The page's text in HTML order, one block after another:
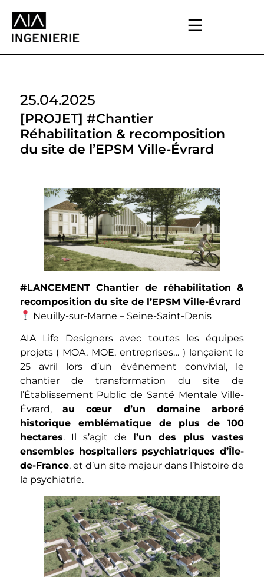
25.04.2025
[PROJET] #Chantier
Réhabilitation & recomposition
du site de l’EPSM Ville-Évrard
#LANCEMENT Chantier de réhabilitation &
recomposition du site de l’EPSM Ville-Évrard
Neuilly-sur-Marne – Seine-Saint-Denis
AIA Life Designers avec toutes les équipes
projets ( MOA, MOE, entreprises… ) lançaient le
25 avril lors d’un événement convivial, le
chantier de transformation du site de
l’Établissement Public de Santé Mentale Ville-
Évrard, au cœur d’un domaine arboré
historique emblématique de plus de 100
hectares. Il s’agit de l’un des plus vastes
ensembles hospitaliers psychiatriques d’Île-
de-France, et d’un site majeur dans l’histoire de
la psychiatrie.